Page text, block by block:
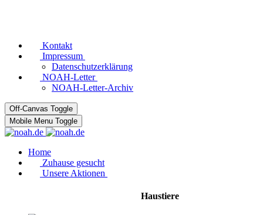
Kontakt
Impressum
Datenschutzerklärung
NOAH-Letter
NOAH-Letter-Archiv
Off-Canvas Toggle
Mobile Menu Toggle
Home
Zuhause gesucht
Unsere Aktionen
Haustiere